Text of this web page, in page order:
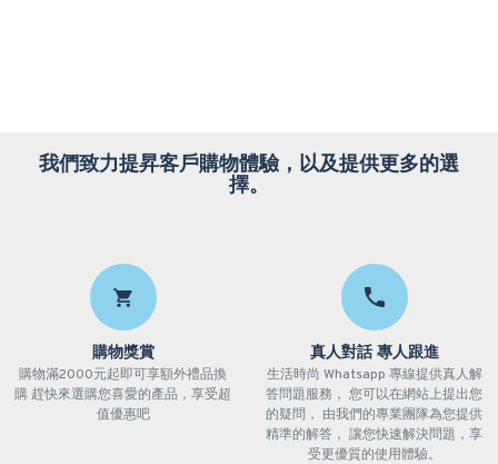
我們致力提昇客戶購物體驗，以及提供更多的選
擇。
購物獎賞
購物滿2000元起即可享額外禮品換
購 趕快來選購您喜愛的產品，享受超
值優惠吧
真人對話 專人跟進
生活時尚 Whatsapp 專線提供真人解
答問題服務， 您可以在網站上提出您
的疑問， 由我們的專業團隊為您提供
精準的解答， 讓您快速解決問題，享
受更優質的使用體驗。